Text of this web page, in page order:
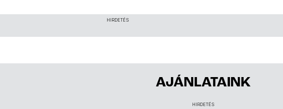
HIRDETÉS
AJÁNLATAINK
HIRDETÉS